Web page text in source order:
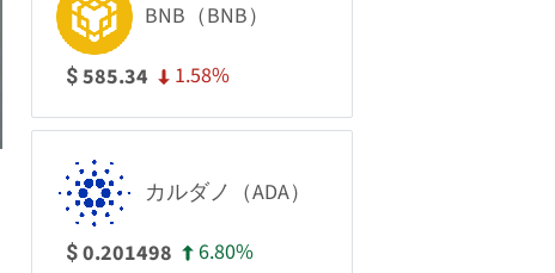
BNB（BNB）
$585.34 1.58%
カルダノ（ADA）
$0.201498 6.80%